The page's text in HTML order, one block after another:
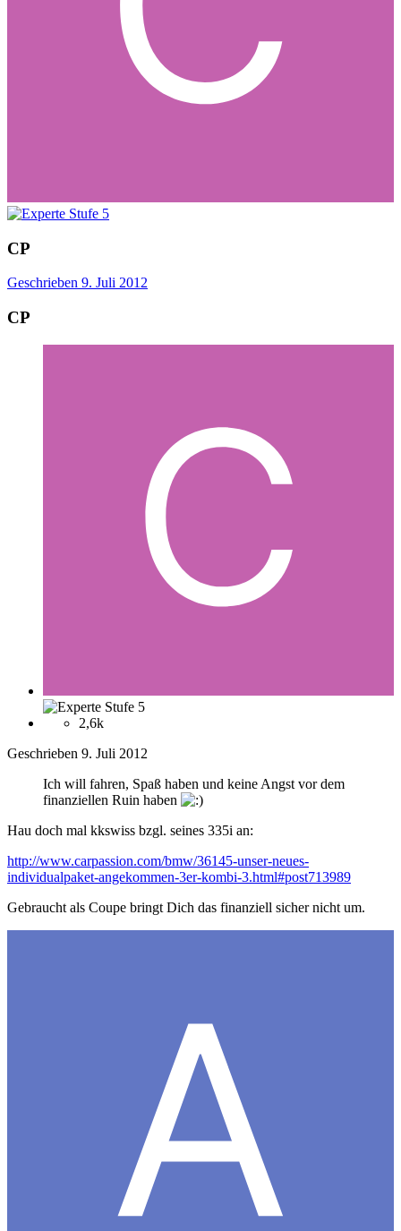
CP
Geschrieben 9. Juli 2012
CP
2,6k
Geschrieben 9. Juli 2012
Ich will fahren, Spaß haben und keine Angst vor dem
finanziellen Ruin haben
Hau doch mal kkswiss bzgl. seines 335i an:
http://www.carpassion.com/bmw/36145-unser-neues-
individualpaket-angekommen-3er-kombi-3.html#post713989
Gebraucht als Coupe bringt Dich das finanziell sicher nicht um.